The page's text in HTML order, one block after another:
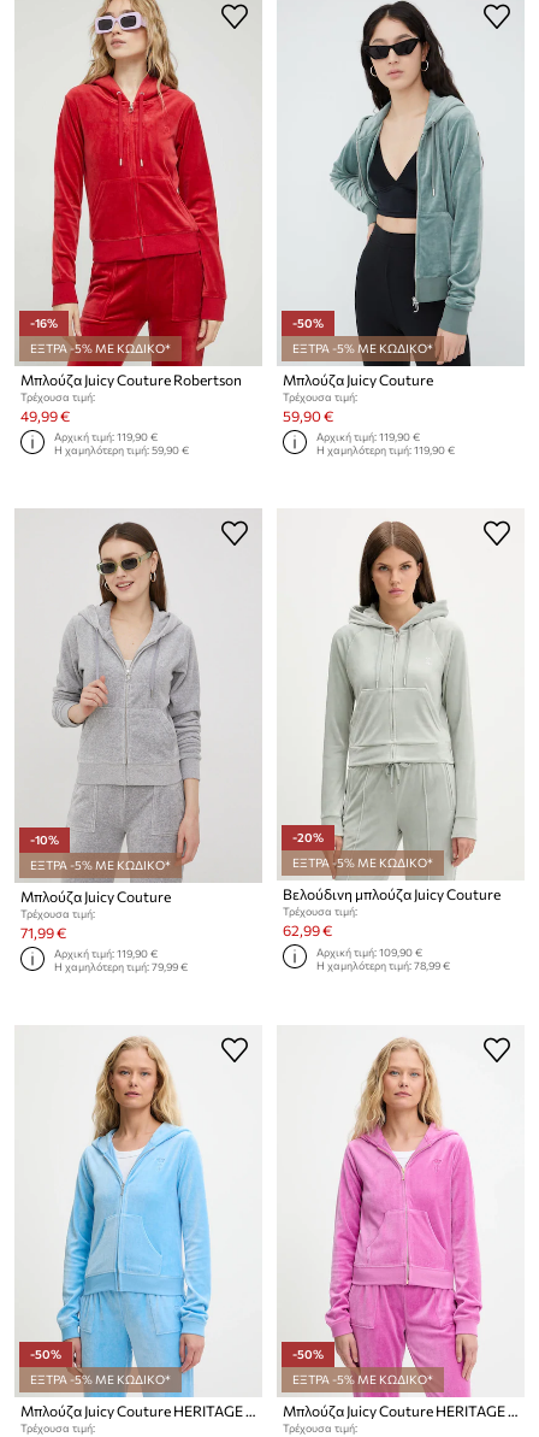
-16%
ΕΞΤΡΑ -5% ΜΕ ΚΩΔΙΚΟ*
Μπλούζα Juicy Couture Robertson
Τρέχουσα τιμή:
49,99 €
Αρχική τιμή:119,90 €
Η χαμηλότερη τιμή:59,90 €
-50%
ΕΞΤΡΑ -5% ΜΕ ΚΩΔΙΚΟ*
Μπλούζα Juicy Couture
Τρέχουσα τιμή:
59,90 €
Αρχική τιμή:119,90 €
Η χαμηλότερη τιμή:119,90 €
-10%
ΕΞΤΡΑ -5% ΜΕ ΚΩΔΙΚΟ*
Μπλούζα Juicy Couture
Τρέχουσα τιμή:
71,99 €
Αρχική τιμή:119,90 €
Η χαμηλότερη τιμή:79,99 €
-20%
ΕΞΤΡΑ -5% ΜΕ ΚΩΔΙΚΟ*
Βελούδινη μπλούζα Juicy Couture
Τρέχουσα τιμή:
62,99 €
Αρχική τιμή:109,90 €
Η χαμηλότερη τιμή:78,99 €
-50%
ΕΞΤΡΑ -5% ΜΕ ΚΩΔΙΚΟ*
Μπλούζα Juicy Couture HERITAGE ROBYN HOODIE
Τρέχουσα τιμή:
-50%
ΕΞΤΡΑ -5% ΜΕ ΚΩΔΙΚΟ*
Μπλούζα Juicy Couture HERITAGE ROBYN HOODIE
Τρέχουσα τιμή: